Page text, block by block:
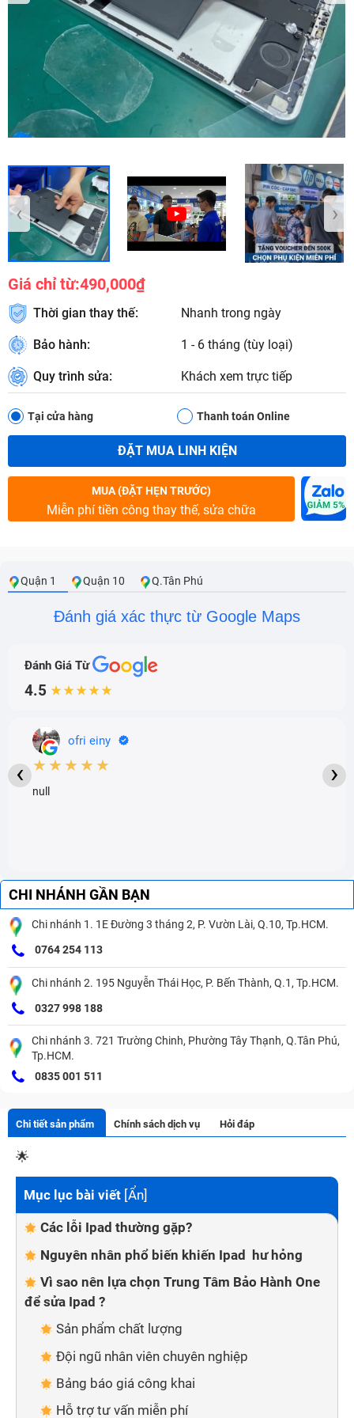
‹ ›
Giá chỉ từ:490,000₫
Thời gian thay thế: Nhanh trong ngày
Bảo hành: 1 - 6 tháng (tùy loại)
Quy trình sửa: Khách xem trực tiếp
Tại cửa hàng Thanh toán Online
ĐẶT MUA LINH KIỆN
MUA (ĐẶT HẸN TRƯỚC)
Miễn phí tiền công thay thế, sửa chữa
Quận 1 Quận 10 Q.Tân Phú
Đánh giá xác thực từ Google Maps
Đánh Giá Từ
4.5 ★★★★★
ofri einy
★★★★★
null
‹ ›
CHI NHÁNH GẦN BẠN
Chi nhánh 1. 1E Đường 3 tháng 2, P. Vườn Lài, Q.10, Tp.HCM.
0764 254 113
Chi nhánh 2. 195 Nguyễn Thái Học, P. Bến Thành, Q.1, Tp.HCM.
0327 998 188
Chi nhánh 3. 721 Trường Chinh, Phường Tây Thạnh, Q.Tân Phú,
Tp.HCM.
0835 001 511
Chi tiết sản phẩm Chính sách dịch vụ Hỏi đáp
🌟
Mục lục bài viết [Ẩn]
Các lỗi Ipad thường gặp?
Nguyên nhân phổ biến khiến Ipad hư hỏng
Vì sao nên lựa chọn Trung Tâm Bảo Hành One
để sửa Ipad ?
Sản phẩm chất lượng
Đội ngũ nhân viên chuyên nghiệp
Bảng báo giá công khai
Hỗ trợ tư vấn miễn phí